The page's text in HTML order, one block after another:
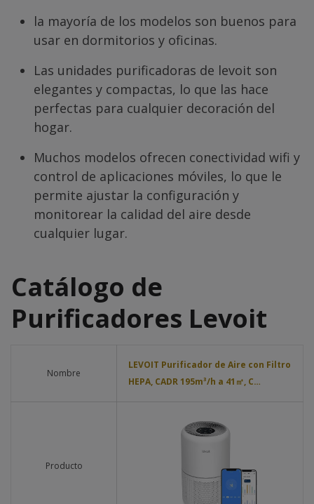
la mayoría de los modelos son buenos para
usar en dormitorios y oficinas.
Las unidades purificadoras de levoit son
elegantes y compactas, lo que las hace
perfectas para cualquier decoración del
hogar.
Muchos modelos ofrecen conectividad wifi y
control de aplicaciones móviles, lo que le
permite ajustar la configuración y
monitorear la calidad del aire desde
cualquier lugar.
Catálogo de
Purificadores Levoit
Nombre
LEVOIT Purificador de Aire con Filtro
HEPA, CADR 195m³/h a 41㎡, C…
Producto